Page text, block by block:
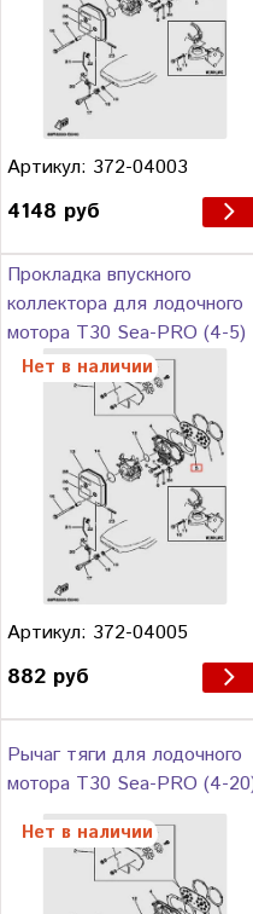
Артикул: 372-04003
4148 руб
Прокладка впускного
коллектора для лодочного
мотора Т30 Sea-PRO (4-5)
Нет в наличии
Артикул: 372-04005
882 руб
Рычаг тяги для лодочного
мотора Т30 Sea-PRO (4-
Нет в наличии